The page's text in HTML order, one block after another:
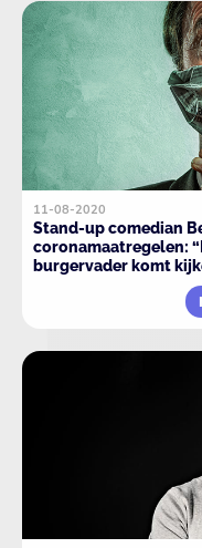
11-08-2020
Stand-up comedian
coronamaatregelen:
burgervader komt